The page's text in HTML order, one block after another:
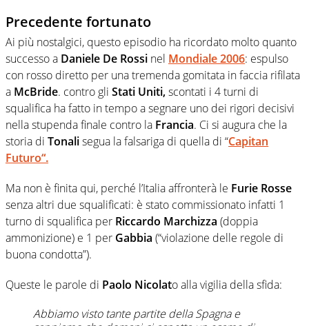
Precedente fortunato
Ai più nostalgici, questo episodio ha ricordato molto quanto
successo a Daniele De Rossi nel Mondiale 2006: espulso
con rosso diretto per una tremenda gomitata in faccia rifilata
a McBride. contro gli Stati Uniti,scontati i 4 turni di
squalifica ha fatto in tempo a segnare uno dei rigori decisivi
nella stupenda finale contro la Francia. Ci si augura che la
storia di Tonalisegua la falsariga di quella di “Capitan
Futuro“.
Ma non è finita qui, perché l’Italia affronterà le Furie Rosse
senza altri due squalificati: è stato commissionato infatti 1
turno di squalifica per Riccardo Marchizza (doppia
ammonizione) e 1 per Gabbia (“violazione delle regole di
buona condotta”).
Queste le parole di Paolo Nicolato alla vigilia della sfida:
Abbiamo visto tante partite della Spagna e